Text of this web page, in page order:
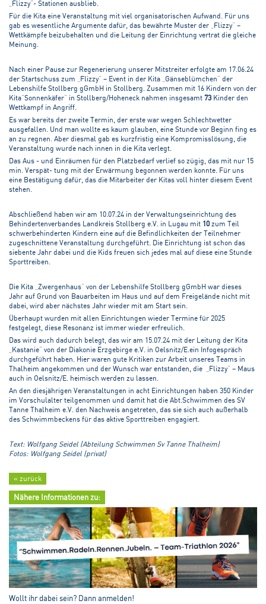
„Flizzy“- Stationen ausblieb.
Für die Kita eine Veranstaltung mit viel organisatorischen Aufwand. Für uns
gab es wesentliche Argumente dafür, das bewährte Muster der „Flizzy“ –
Wettkämpfe beizubehalten und die Leitung der Einrichtung vertrat die gleiche
Meinung.
Nach einer Pause zur Regenerierung unserer Mitstreiter erfolgte am 17.06.24
der Startschuss zum „Flizzy“ – Event in der Kita „Gänseblümchen“ der
Lebenshilfe Stollberg gGmbH in Stollberg. Zusammen mit 16 Kindern von der
Kita“Sonnenkäfer“ in Stollberg/Hoheneck nahmen insgesamt 73 Kinder den
Wettkampf in Angriff.
Es war bereits der zweite Termin, der erste war wegen Schlechtwetter
ausgefallen. Und man wollte es kaum glauben, eine Stunde vor Beginn fing es
an zu regnen. Aber diesmal gab es kurzfristig eine Kompromisslösung, die
Veranstaltung wurde nach innen in die Kita verlegt.
Das Aus - und Einräumen für den Platzbedarf verlief so zügig, das mit nur 15
min. Verspät- tung mit der Erwärmung begonnen werden konnte. Für uns
eine Bestätigung dafür, das die Mitarbeiter der Kitas voll hinter diesem Event
stehen.
Abschließend haben wir am 10.07.24 in der Verwaltungseinrichtung des
Behindertenverbandes Landkreis Stollberg e.V. in Lugau mit 10 zum Teil
schwerbehinderten Kindern eine auf die Befindlichkeiten der Teilnehmer
zugeschnittene Veranstaltung durchgeführt. Die Einrichtung ist schon das
siebente Jahr dabei und die Kids freuen sich jedes mal auf diese eine Stunde
Sporttreiben.
Die Kita „Zwergenhaus“ von der Lebenshilfe Stollberg gGmbH war dieses
Jahr auf Grund von Bauarbeiten im Haus und auf dem Freigelände nicht mit
dabei, wird aber nächstes Jahr wieder mit am Start sein.
Überhaupt wurden mit allen Einrichtungen wieder Termine für 2025
festgelegt, diese Resonanz ist immer wieder erfreulich.
Das wird auch dadurch belegt, das wir am 15.07.24 mit der Leitung der Kita
„Kastanie“ von der Diakonie Erzgebirge e.V. in Oelsnitz/E.ein Infogespräch
durchgeführt haben. Hier waren gute Kritiken zur Arbeit unseres Teams in
Thalheim angekommen und der Wunsch war entstanden, die „Flizzy“ – Maus
auch in Oelsnitz/E. heimisch werden zu lassen.
An den diesjährigen Veranstaltungen in acht Einrichtungen haben 350 Kinder
im Vorschulalter teilgenommen und damit hat die Abt.Schwimmen des SV
Tanne Thalheim e.V. den Nachweis angetreten, das sie sich auch außerhalb
des Schwimmbeckens für das aktive Sporttreiben engagiert.
Text: Wolfgang Seidel (Abteilung Schwimmen Sv Tanne Thalheim)
Fotos: Wolfgang Seidel (privat)
« zurück
Nähere Informationen zu:
Wollt ihr dabei sein? Dann anmelden!